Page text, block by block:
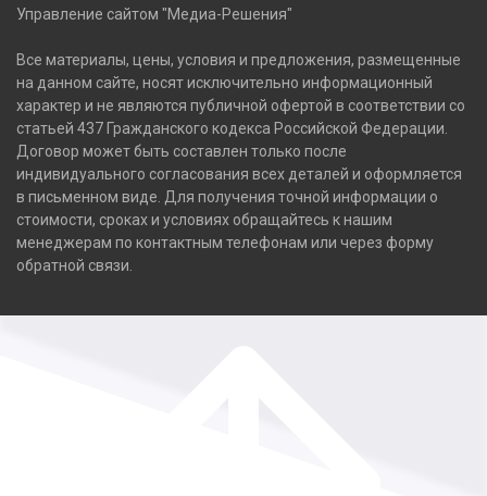
Управление сайтом "Медиа-Решения"
Все материалы, цены, условия и предложения, размещенные
на данном сайте, носят исключительно информационный
характер и не являются публичной офертой в соответствии со
статьей 437 Гражданского кодекса Российской Федерации.
Договор может быть составлен только после
индивидуального согласования всех деталей и оформляется
в письменном виде. Для получения точной информации о
стоимости, сроках и условиях обращайтесь к нашим
менеджерам по контактным телефонам или через форму
обратной связи.